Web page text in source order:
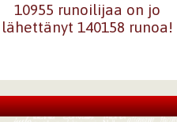
10955 runoilijaa on jo
lähettänyt 140158 runoa!